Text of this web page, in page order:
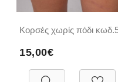
Κορσές χωρίς πόδι
15,00€